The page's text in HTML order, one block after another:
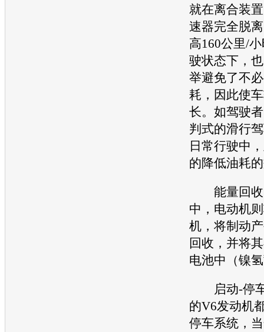
就在离合装
速器完全脱
高160公里/
驶状态下，
举避免了不
耗，因此使
长。如驾驶
判式的滑行
日常行驶中
的降低油耗
能量回收
中，电动机
机，将制动
回收，并将
电池中（镍
启动-停车
的V6发动机
停车系统，